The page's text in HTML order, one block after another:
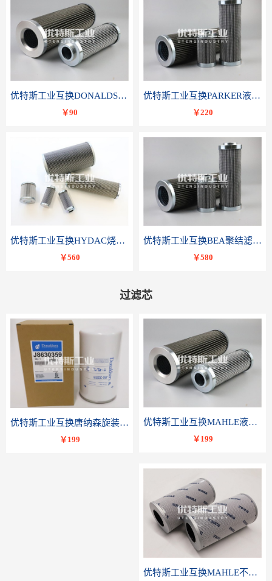
优特斯工业互换DONALDSON唐纳森液压滤芯P566336
￥90
优特斯工业互换PARKER液压油滤芯TXWL8C-GDL10
￥220
优特斯工业互换HYDAC烧结滤芯318081 060-DR-100-D-V
￥560
优特斯工业互换BEA聚结滤芯FCR-4002-RC
￥580
过滤芯
优特斯工业互换唐纳森旋装滤芯J8630359
￥199
优特斯工业互换MAHLE液压滤芯PI 3230 PSV ST 10 PI3230SMXVST10
￥199
优特斯工业互换MAHLE不锈钢液压油滤芯PI23040RNPS10